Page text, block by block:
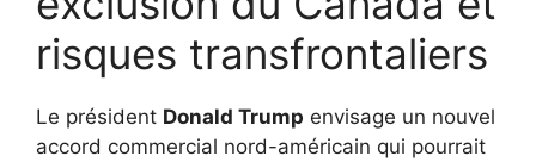
risques transfrontaliers
Le président Donald Trump envisage un nouvel
accord commercial nord-américain qui pourrait